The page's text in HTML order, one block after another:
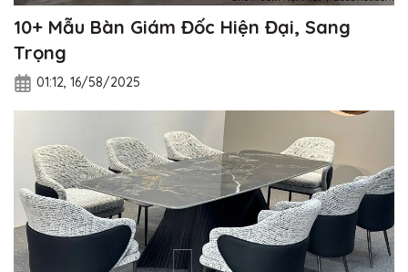
10+ Mẫu Bàn Giám Đốc Hiện Đại, Sang
Trọng
01:12, 16/58/2025